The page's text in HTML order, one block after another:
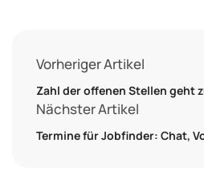
Vorheriger Artikel
Zahl der offenen Stellen geht
Nächster Artikel
Termine für Jobfinder: Chat,